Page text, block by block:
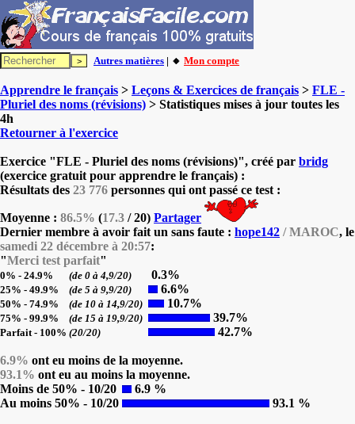
Autres matières | 🔸 Mon compte
Apprendre le français > Leçons & Exercices de français > FLE -
Pluriel des noms (révisions) > Statistiques mises à jour toutes les
4h
Retourner à l'exercice
Exercice "FLE - Pluriel des noms (révisions)", créé par bridg
(exercice gratuit pour apprendre le français) :
Résultats des 23 776 personnes qui ont passé ce test :
Moyenne : 86.5% (17.3 / 20) Partager
Dernier membre à avoir fait un sans faute : hope142 / MAROC, le
samedi 22 décembre à 20:57:
"Merci test parfait"
0% - 24.9% (de 0 à 4,9/20) 0.3%
25% - 49.9% (de 5 à 9,9/20) 6.6%
50% - 74.9% (de 10 à 14,9/20) 10.7%
75% - 99.9% (de 15 à 19,9/20) 39.7%
Parfait - 100% (20/20) 42.7%
6.9% ont eu moins de la moyenne.
93.1% ont eu au moins la moyenne.
Moins de 50% - 10/20
6.9 %
Au moins 50% - 10/20
93.1 %